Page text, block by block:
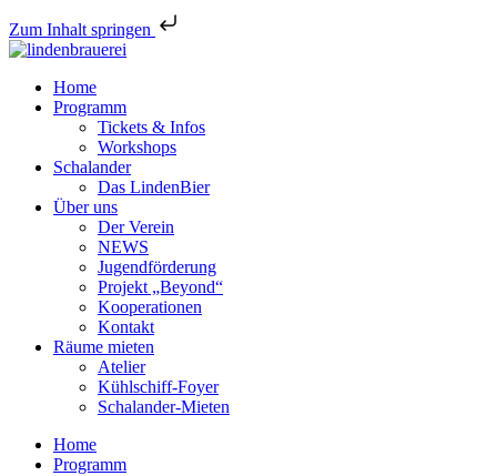
Zum Inhalt springen
Home
Programm
Tickets & Infos
Workshops
Schalander
Das LindenBier
Über uns
Der Verein
NEWS
Jugendförderung
Projekt „Beyond“
Kooperationen
Kontakt
Räume mieten
Atelier
Kühlschiff-Foyer
Schalander-Mieten
Home
Programm